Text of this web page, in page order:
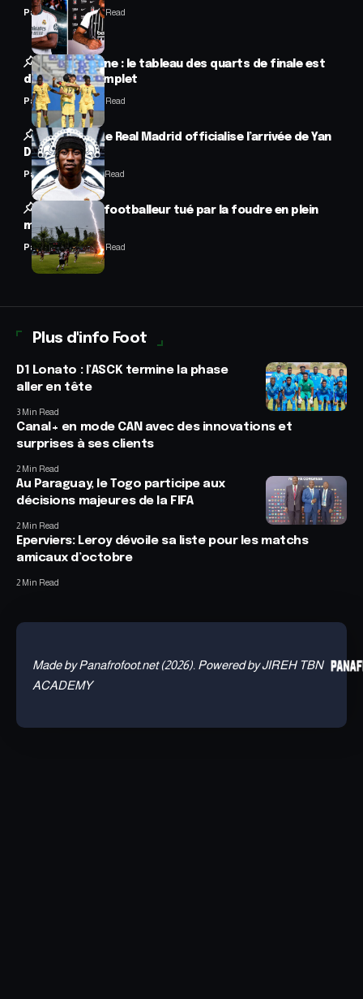
Panafrofoot2 Min Read
CAN féminine : le tableau des quarts de finale est
désormais complet
Panafrofoot2 Min Read
Mercato : Le Real Madrid officialise l’arrivée de Yan
Diomandé
Panafrofoot1 Min Read
Drame : un footballeur tué par la foudre en plein
match
Panafrofoot2 Min Read
Plus d'info Foot
D1 Lonato : l’ASCK termine la phase
aller en tête
3 Min Read
Canal+ en mode CAN avec des innovations et
surprises à ses clients
2 Min Read
Au Paraguay, le Togo participe aux
décisions majeures de la FIFA
2 Min Read
Eperviers: Leroy dévoile sa liste pour les matchs
amicaux d’octobre
2 Min Read
Made by Panafrofoot.net (2026). Powered by JIREH TBN
ACADEMY